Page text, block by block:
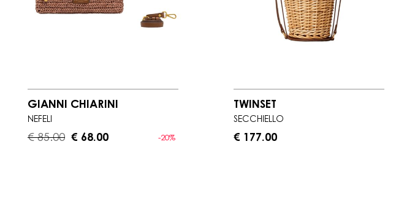
GIANNI CHIARINI
NEFELI
€ 85.00 -20%
€ 68.00
TWINSET
SECCHIELLO
€ 177.00